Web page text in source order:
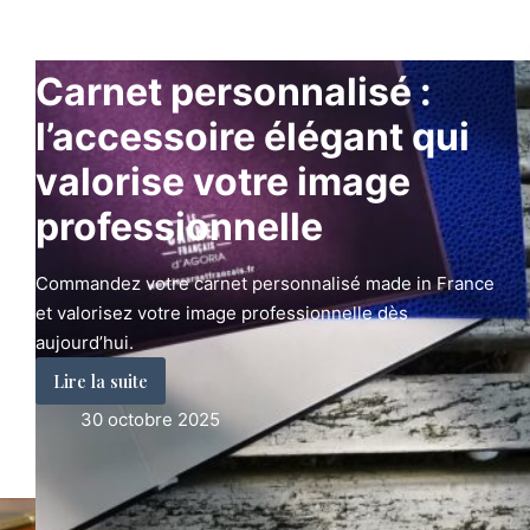
Carnet personnalisé :
l’accessoire élégant qui
valorise votre image
professionnelle
Commandez votre carnet personnalisé made in France
et valorisez votre image professionnelle dès
aujourd’hui.
Lire la suite
Carnet
personnalisé
l’accessoire
élégant
30 octobre 2025